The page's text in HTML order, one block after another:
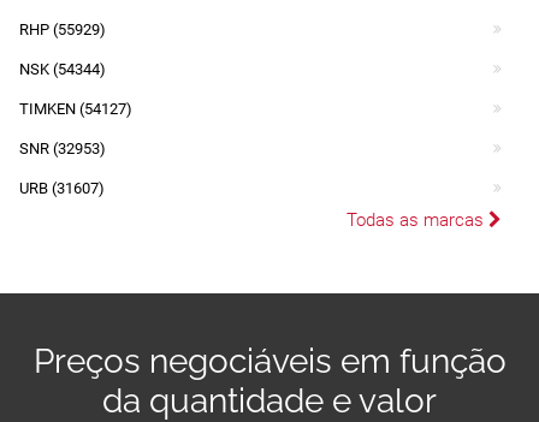
RHP (55929)
NSK (54344)
TIMKEN (54127)
SNR (32953)
URB (31607)
Todas as marcas
Preços negociáveis em função
da quantidade e valor